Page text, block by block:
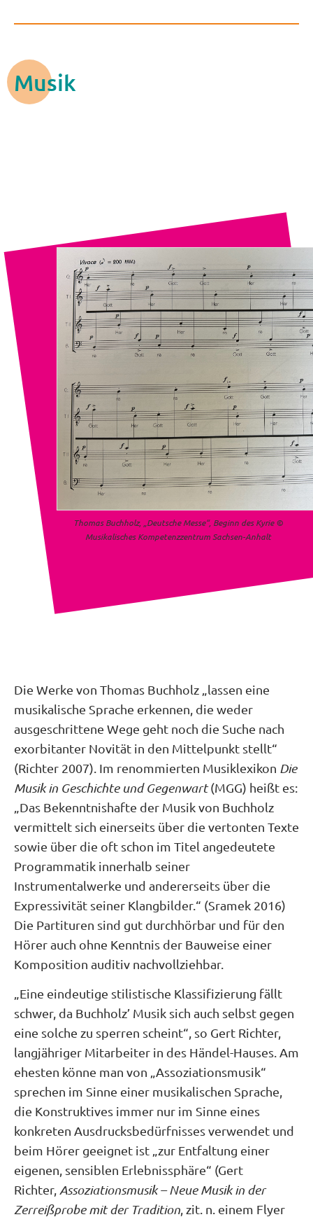
Musik
Thomas Buchholz, „Deutsche Messe“, Beginn des Kyrie ©
Musikalisches Kompetenzzentrum Sachsen-Anhalt
Die Werke von Thomas Buchholz „lassen eine
musikalische Sprache erkennen, die weder
ausgeschrittene Wege geht noch die Suche nach
exorbitanter Novität in den Mittelpunkt stellt“
(Richter 2007). Im renommierten Musiklexikon Die
Musik in Geschichte und Gegenwart(MGG) heißt es:
„Das Bekenntnishafte der Musik von Buchholz
vermittelt sich einerseits über die vertonten Texte
sowie über die oft schon im Titel angedeutete
Programmatik innerhalb seiner
Instrumentalwerke und andererseits über die
Expressivität seiner Klangbilder.“ (Sramek 2016)
Die Partituren sind gut durchhörbar und für den
Hörer auch ohne Kenntnis der Bauweise einer
Komposition auditiv nachvollziehbar.
„Eine eindeutige stilistische Klassifizierung fällt
schwer, da Buchholz’ Musik sich auch selbst gegen
eine solche zu sperren scheint“, so Gert Richter,
langjähriger Mitarbeiter in des Händel-Hauses. Am
ehesten könne man von „Assoziationsmusik“
sprechen im Sinne einer musikalischen Sprache,
die Konstruktives immer nur im Sinne eines
konkreten Ausdrucksbedürfnisses verwendet und
beim Hörer geeignet ist „zur Entfaltung einer
eigenen, sensiblen Erlebnissphäre“ (Gert
Richter, Assoziationsmusik – Neue Musik in der
Zerreißprobe mit der Tradition , zit. n. einem Flyer